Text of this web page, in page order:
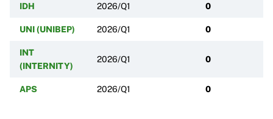
IDH 2026/Q1 0
UNI (UNIBEP) 2026/Q1 0
INT
(INTERNITY)
2026/Q1 0
APS 2026/Q1 0